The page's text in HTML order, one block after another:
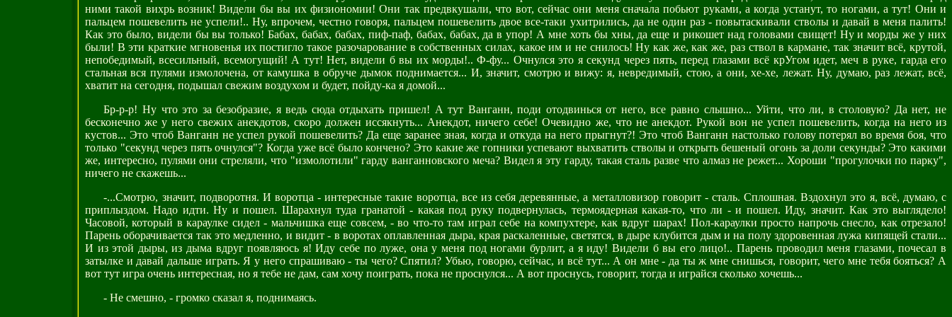
ними такой вихрь возник! Видели бы вы их физиономии! Они так предвкушали, что вот, сейчас они меня сначала побьют руками, а когда устанут, то ногами, а тут! Они и
пальцем пошевелить не успели!.. Ну, впрочем, честно говоря, пальцем пошевелить двое все-таки ухитрились, да не один раз - повытаскивали стволы и давай в меня палить!
Как это было, видели бы вы только! Бабах, бабах, бабах, пиф-паф, бабах, бабах, да в упор! А мне хоть бы хны, да еще и рикошет над головами свищет! Ну и морды же у них
были! В эти краткие мгновенья их постигло такое разочарование в собственных силах, какое им и не снилось! Ну как же, как же, раз ствол в кармане, так значит всё, крутой,
непобедимый, всесильный, всемогущий! А тут! Нет, видели б вы их морды!.. Ф-фу... Очнулся это я секунд через пять, перед глазами всё крУгом идет, меч в руке, гарда его
стальная вся пулями измолочена, от камушка в обруче дымок поднимается... И, значит, смотрю и вижу: я, невредимый, стою, а они, хе-хе, лежат. Ну, думаю, раз лежат, всё,
хватит на сегодня, подышал свежим воздухом и будет, пойду-ка я домой...
Бр-р-р! Ну что это за безобразие, я ведь сюда отдыхать пришел! А тут Ванганн, поди отодвинься от него, все равно слышно... Уйти, что ли, в столовую? Да нет, не
бесконечно же у него свежих анекдотов, скоро должен иссякнуть... Анекдот, ничего себе! Очевидно же, что не анекдот. Рукой вон не успел пошевелить, когда на него из
кустов... Это чтоб Ванганн не успел рукой пошевелить? Да еще заранее зная, когда и откуда на него прыгнут?! Это чтоб Ванганн настолько голову потерял во время боя, что
только "секунд через пять очнулся"? Когда уже всё было кончено? Это какие же гопники успевают выхватить стволы и открыть бешеный огонь за доли секунды? Это какими
же, интересно, пулями они стреляли, что "измолотили" гарду ванганновского меча? Видел я эту гарду, такая сталь разве что алмаз не режет... Хороши "прогулочки по парку",
ничего не скажешь...
-...Смотрю, значит, подворотня. И воротца - интересные такие воротца, все из себя деревянные, а металловизор говорит - сталь. Сплошная. Вздохнул это я, всё, думаю, с
приплыздом. Надо идти. Ну и пошел. Шарахнул туда гранатой - какая под руку подвернулась, термоядерная какая-то, что ли - и пошел. Иду, значит. Как это выглядело!
Часовой, который в караулке сидел - мальчишка еще совсем, - во что-то там играл себе на компухтере, как вдруг шарах! Пол-караулки просто напрочь снесло, как отрезало!
Парень оборачивается так это медленно, и видит - в воротах оплавленная дыра, края раскаленные, светятся, в дыре клубится дым и на полу здоровенная лужа кипящей стали...
И из этой дыры, из дыма вдруг появляюсь я! Иду себе по луже, она у меня под ногами бурлит, а я иду! Видели б вы его лицо!.. Парень проводил меня глазами, почесал в
затылке и давай дальше играть. Я у него спрашиваю - ты чего? Спятил? Убью, говорю, сейчас, и всё тут... А он мне - да ты ж мне снишься, говорит, чего мне тебя бояться? А
вот тут игра очень интересная, но я тебе не дам, сам хочу поиграть, пока не проснулся... А вот проснусь, говорит, тогда и играйся сколько хочешь...
- Не смешно, - громко сказал я, поднимаясь.